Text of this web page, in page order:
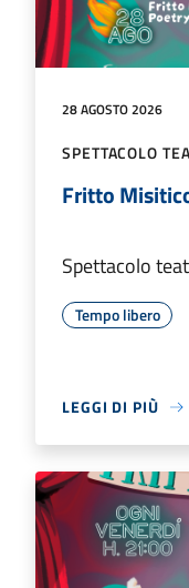
28 AGOSTO 2026
SPETTACOLO
Fritto
Spettacolo
Tempo libero
LEGGI DI PIÙ